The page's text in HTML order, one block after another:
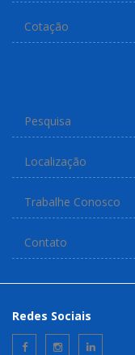
Cotação
Pesquisa
Localização
Trabalhe Conosco
Contato
Redes Sociais